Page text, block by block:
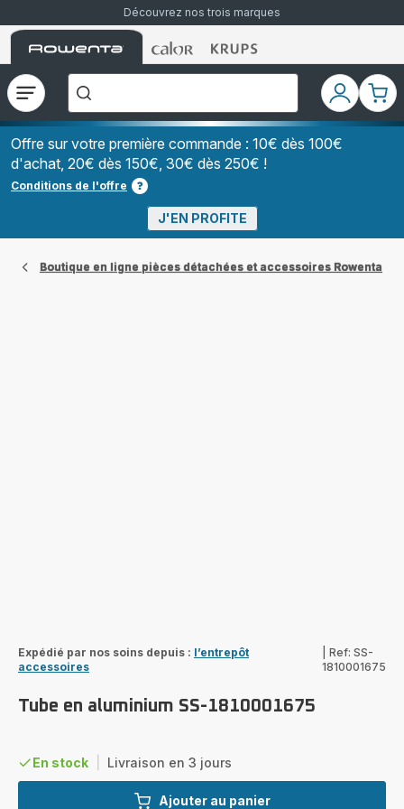
Découvrez nos trois marques
Accueil
Rowenta
Accueil
Rowenta
Accueil
Rowenta
Ouvrir
le
menu
recherchez-
vous
?","Aspirateurs
à
Grains","Centrales
Vapeurs","Sèche
Cheveux"]
Mon
compte
Mon
Offre sur votre première commande : 10€ dès 100€
d'achat, 20€ dès 150€, 30€ dès 250€ !
Conditions de l'offre
J'EN PROFITE
Boutique en ligne pièces détachées et accessoires Rowenta
Expédié par nos soins depuis : l’entrepôt
accessoires
Ref: SS-
1810001675
Tube en aluminium SS-1810001675
En stock Livraison en 3 jours
Ajouter au panier